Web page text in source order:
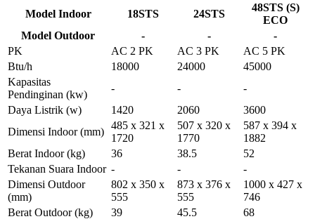
Model Indoor
18STS 24STS
48STS (S)
ECO
Model Outdoor
- -
-
PK
AC 2 PK AC 3 PK
AC 5 PK
Btu/h
18000 24000
45000
Kapasitas
Pendinginan (kw)
- -
-
Daya Listrik (w) 1420 2060
3600
Dimensi Indoor(mm)
485 x 321 x
1720
507 x 320 x
1770
587 x 394 x
1882
Berat Indoor(kg) 36 38.5
52
Tekanan Suara Indoor - -
-
Dimensi Outdoor
(mm)
802 x 350 x
555
873 x 376 x
555
1000 x 427 x
746
Berat Outdoor(kg) 39 45.5
68